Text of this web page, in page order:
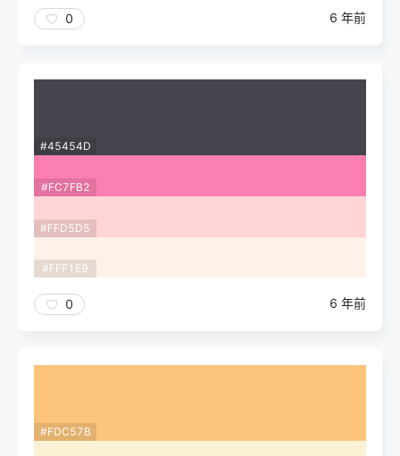
0 6 年前
#45454D
#FC7FB2
#FFD5D5
#FFF1E9
0 6 年前
#FDC57B